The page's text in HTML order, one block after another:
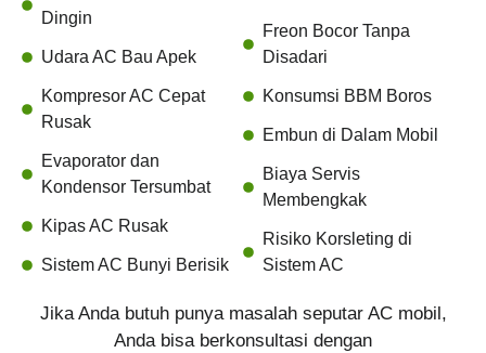
Dingin
Udara AC Bau Apek
Kompresor AC Cepat
Rusak
Evaporator dan
Kondensor Tersumbat
Kipas AC Rusak
Sistem AC Bunyi Berisik
Freon Bocor Tanpa
Disadari
Konsumsi BBM Boros
Embun di Dalam Mobil
Biaya Servis
Membengkak
Risiko Korsleting di
Sistem AC
Jika Anda butuh punya masalah seputar AC mobil,
Anda bisa berkonsultasi dengan